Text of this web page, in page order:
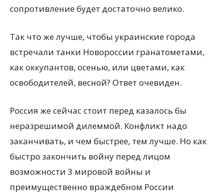
сопротивление будет достаточно велико.
Так что же лучше, чтобы украинские города
встречали танки Новороссии гранатометами,
как оккупантов, осенью, или цветами, как
освободителей, весной? Ответ очевиден.
Россия же сейчас стоит перед казалось бы
неразрешимой дилеммой. Конфликт надо
заканчивать, и чем быстрее, тем лучше. Но как
быстро закончить войну перед лицом
возможности 3 мировой войны и
преимущественно враждебном России